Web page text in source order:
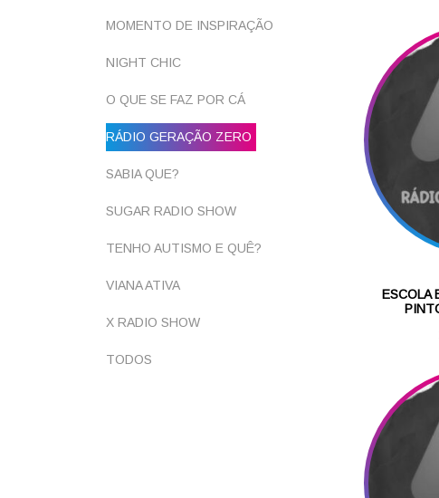
MOMENTO DE INSPIRAÇÃO
NIGHT CHIC
O QUE SE FAZ POR CÁ
RÁDIO GERAÇÃO ZERO
SABIA QUE?
SUGAR RADIO SHOW
TENHO AUTISMO E QUÊ?
VIANA ATIVA
X RADIO SHOW
TODOS
ESCOLA